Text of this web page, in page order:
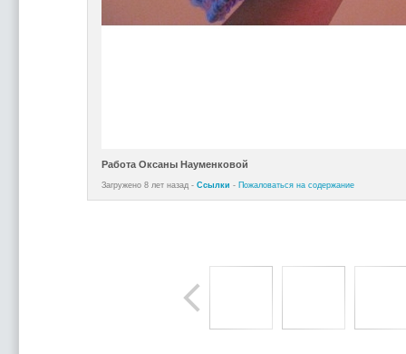
Работа Оксаны Науменковой
Загружено 8 лет назад - Ссылки - Пожаловаться на содержание